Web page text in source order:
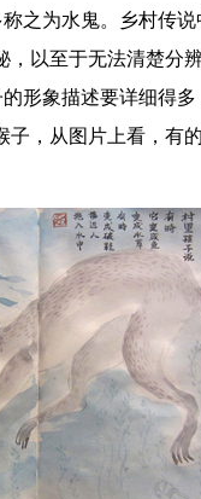
之为水鬼。乡村传说
以至于无法清楚分
形象描述要详细得
，从图片上看，有